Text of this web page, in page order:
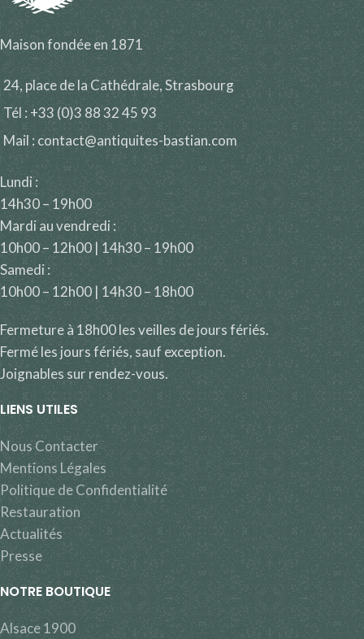
Maison fondée en 1871
24, place de la Cathédrale, Strasbourg
Tél : +33 (0)3 88 32 45 93
Mail : contact@antiquites-bastian.com
Lundi :
14h30 – 19h00
Mardi au vendredi :
10h00 – 12h00 | 14h30 – 19h00
Samedi :
10h00 – 12h00 | 14h30 – 18h00
Fermeture à 18h00 les veilles de jours fériés.
Fermé les jours fériés, sauf exception.
Joignables sur rendez-vous.
LIENS UTILES
Nous Contacter
Mentions Légales
Politique de Confidentialité
Restauration
Actualités
Presse
NOTRE BOUTIQUE
Alsace 1900